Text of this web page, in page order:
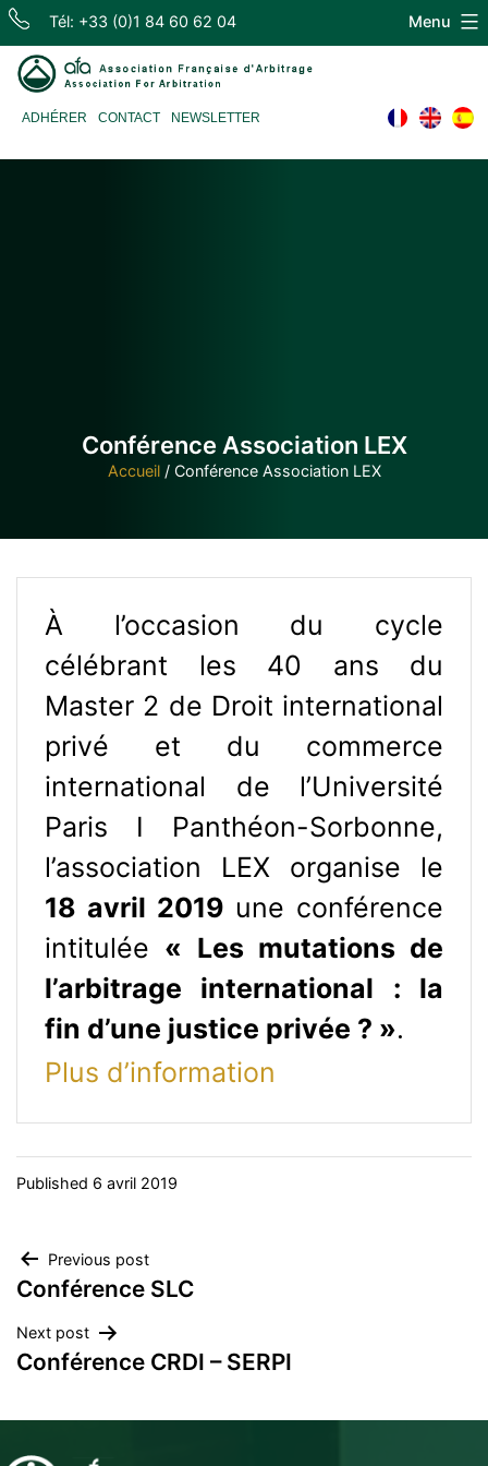
Skip
content
Tél: +33 (0)1 84 60 62 04
d'Arbitrage
ADHÉRER CONTACT NEWSLETTER
Menu
Conférence Association LEX
Accueil/ Conférence Association LEX
À l’occasion du cycle
célébrant les 40 ans du
Master 2 de Droit international
privé et du commerce
international de l’Université
Paris I Panthéon-Sorbonne,
l’association LEX organise le
18 avril 2019 une conférence
intitulée « Les mutations de
l’arbitrage international : la
fin d’une justice privée ? ».
Plus d’information
Published 6 avril 2019
Navigation
de
l’article
Previous post
Conférence SLC
Next post
Conférence CRDI – SERPI